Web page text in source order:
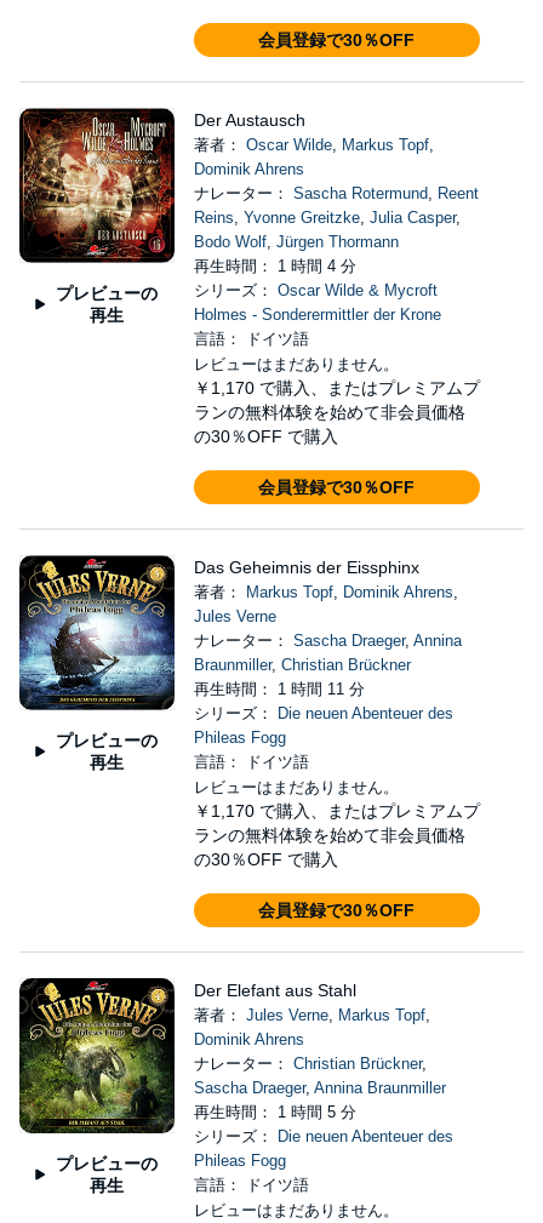
会員登録で30％OFF
プレビューの
再生
Der Austausch
著者： Oscar Wilde, Markus Topf,
Dominik Ahrens
ナレーター： Sascha Rotermund, Reent
Reins, Yvonne Greitzke, Julia Casper,
Bodo Wolf, Jürgen Thormann
再生時間： 1 時間 4 分
シリーズ： Oscar Wilde & Mycroft
Holmes - Sonderermittler der Krone
言語： ドイツ語
レビューはまだありません。
￥1,170 で購入、またはプレミアムプ
ランの無料体験を始めて非会員価格
の30％OFF で購入
会員登録で30％OFF
プレビューの
再生
Das Geheimnis der Eissphinx
著者： Markus Topf, Dominik Ahrens,
Jules Verne
ナレーター： Sascha Draeger, Annina
Braunmiller, Christian Brückner
再生時間： 1 時間 11 分
シリーズ：
Die neuen Abenteuer des
Phileas Fogg
言語： ドイツ語
レビューはまだありません。
￥1,170 で購入、またはプレミアムプ
ランの無料体験を始めて非会員価格
の30％OFF で購入
会員登録で30％OFF
プレビューの
再生
Der Elefant aus Stahl
著者： Jules Verne, Markus Topf,
Dominik Ahrens
ナレーター： Christian Brückner,
Sascha Draeger, Annina Braunmiller
再生時間： 1 時間 5 分
シリーズ：
Die neuen Abenteuer des
Phileas Fogg
言語： ドイツ語
レビューはまだありません。